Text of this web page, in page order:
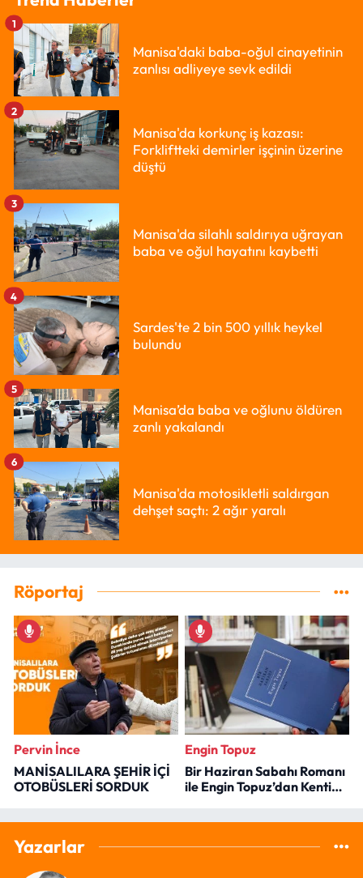
Manisa'daki baba-oğul cinayetinin
zanlısı adliyeye sevk edildi
1
Manisa'da korkunç iş kazası:
Forkliftteki demirler işçinin üzerine
düştü
2
Manisa'da silahlı saldırıya uğrayan
baba ve oğul hayatını kaybetti
3
Sardes'te 2 bin 500 yıllık heykel
bulundu
4
Manisa’da baba ve oğlunu öldüren
zanlı yakalandı
5
Manisa'da motosikletli saldırgan
dehşet saçtı: 2 ağır yaralı
6
Röportaj
Pervin İnce
MANİSALILARA ŞEHİR İÇİ
OTOBÜSLERİ SORDUK
Engin Topuz
Bir Haziran Sabahı Romanı
ile Engin Topuz’dan Kenti
Yazarlar